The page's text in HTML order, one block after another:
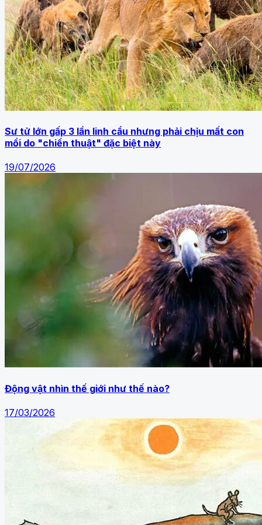
Sư tử lớn gấp 3 lần linh cẩu nhưng phải chịu mất con
mồi do "chiến thuật" đặc biệt này
19/07/2026
Động vật nhìn thế giới như thế nào?
17/03/2026